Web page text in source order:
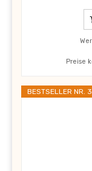
Preise
BESTSELLER NR. 3